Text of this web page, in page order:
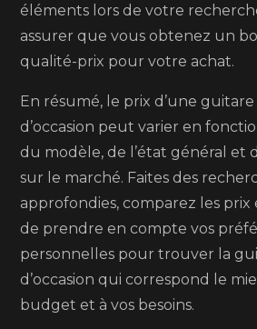
éléments lors de votre
assurer que vous obtenez un
qualité-prix pour votre achat.
En résumé, le prix d’une guitare
d’occasion peut varier en
du modèle, de l’état général et
sur le marché. Faites des
approfondies, comparez les prix
de prendre en compte vos
personnelles pour trouver la
d’occasion qui correspond le
budget et à vos besoins.